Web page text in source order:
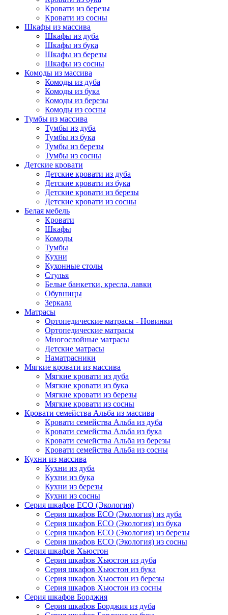
Кровати из березы
Кровати из сосны
Шкафы из массива
Шкафы из дуба
Шкафы из бука
Шкафы из березы
Шкафы из сосны
Комоды из массива
Комоды из дуба
Комоды из бука
Комоды из березы
Комоды из сосны
Тумбы из массива
Тумбы из дуба
Тумбы из бука
Тумбы из березы
Тумбы из сосны
Детские кровати
Детские кровати из дуба
Детские кровати из бука
Детские кровати из березы
Детские кровати из сосны
Белая мебель
Кровати
Шкафы
Комоды
Тумбы
Кухни
Кухонные столы
Стулья
Белые банкетки, кресла, лавки
Обувницы
Зеркала
Матрасы
Ортопедические матрасы - Новинки
Ортопедические матрасы
Многослойные матрасы
Детские матрасы
Наматрасники
Мягкие кровати из массива
Мягкие кровати из дуба
Мягкие кровати из бука
Мягкие кровати из березы
Мягкие кровати из сосны
Кровати семейства Альба из массива
Кровати семейства Альба из дуба
Кровати семейства Альба из бука
Кровати семейства Альба из березы
Кровати семейства Альба из сосны
Кухни из массива
Кухни из дуба
Кухни из бука
Кухни из березы
Кухни из сосны
Серия шкафов ECO (Экология)
Серия шкафов ECO (Экология) из дуба
Серия шкафов ECO (Экология) из бука
Серия шкафов ECO (Экология) из березы
Серия шкафов ECO (Экология) из сосны
Серия шкафов Хьюстон
Серия шкафов Хьюстон из дуба
Серия шкафов Хьюстон из бука
Серия шкафов Хьюстон из березы
Серия шкафов Хьюстон из сосны
Серия шкафов Борджия
Серия шкафов Борджия из дуба